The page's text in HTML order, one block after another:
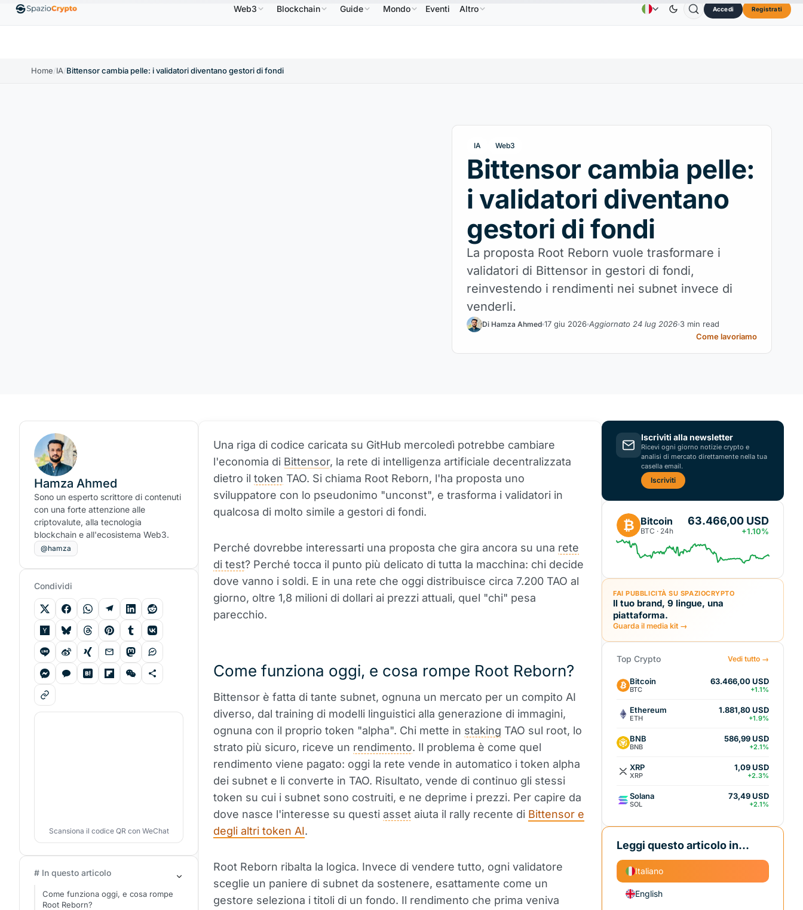
EthereumETH1.880,58 USD ↑0.00% BNB BNB586,64 USD↑2.10% USDC USDC0,9995 USD↑0.00% XRPXRP ↑2.10% TRONTRX 0,3264 USD↓0.30% Dogecoin
ContattiAbout Us
Web3 Blockchain Guide Mondo Eventi Altro Accedi Registrati
Home/IA/Bittensor cambia pelle: i validatori diventano gestori di fondi
IA Web3
Bittensor cambia pelle:
i validatori diventano
gestori di fondi
La proposta Root Reborn vuole trasformare i
validatori di Bittensor in gestori di fondi,
reinvestendo i rendimenti nei subnet invece di
venderli.
Di Hamza Ahmed 17 giu 2026 Aggiornato 24 lug 2026 3 min read
Come lavoriamo
Una riga di codice caricata su GitHub mercoledì potrebbe cambiare
l'economia di Bittensor, la rete di intelligenza artificiale decentralizzata
dietro il token TAO. Si chiama Root Reborn, l'ha proposta uno
sviluppatore con lo pseudonimo "unconst", e trasforma i validatori in
qualcosa di molto simile a gestori di fondi.
Perché dovrebbe interessarti una proposta che gira ancora su una rete
di test? Perché tocca il punto più delicato di tutta la macchina: chi decide
dove vanno i soldi. E in una rete che oggi distribuisce circa 7.200 TAO al
giorno, oltre 1,8 milioni di dollari ai prezzi attuali, quel "chi" pesa
parecchio.
Come funziona oggi, e cosa rompe Root Reborn?
Bittensor è fatta di tante subnet, ognuna un mercato per un compito AI
diverso, dal training di modelli linguistici alla generazione di immagini,
ognuna con il proprio token "alpha". Chi mette in staking TAO sul root, lo
strato più sicuro, riceve un rendimento. Il problema è come quel
rendimento viene pagato: oggi la rete vende in automatico i token alpha
dei subnet e li converte in TAO. Risultato, vende di continuo gli stessi
token su cui i subnet sono costruiti, e ne deprime i prezzi. Per capire da
dove nasce l'interesse su questi asset aiuta il rally recente di Bittensor e
degli altri token AI.
Root Reborn ribalta la logica. Invece di vendere tutto, ogni validatore
sceglie un paniere di subnet da sostenere, esattamente come un
gestore seleziona i titoli di un fondo. Il rendimento che prima veniva
Hamza Ahmed
Sono un esperto scrittore di contenuti
con una forte attenzione alle
criptovalute, alla tecnologia
blockchain e all'ecosistema Web3.
@hamza
Condividi
Scansiona il codice QR con WeChat
# In questo articolo
Come funziona oggi, e cosa rompe
Root Reborn?
Iscriviti alla newsletter
Ricevi ogni giorno notizie crypto e
analisi di mercato direttamente nella tua
casella email.
Iscriviti
₿ Bitcoin
BTC · 24h
63.466,00 USD
+1.10%
FAI PUBBLICITÀ SU SPAZIOCRYPTO
Il tuo brand, 9 lingue, una
piattaforma.
Guarda il media kit →
Top Crypto Vedi tutto →
Bitcoin
BTC
63.466,00 USD
+1.1%
Ethereum
ETH
1.881,80 USD
+1.9%
BNB
BNB
586,99 USD
+2.1%
XRP
XRP
1,09 USD
+2.3%
Solana
SOL
73,49 USD
+2.1%
Leggi questo articolo in...
Italiano
English